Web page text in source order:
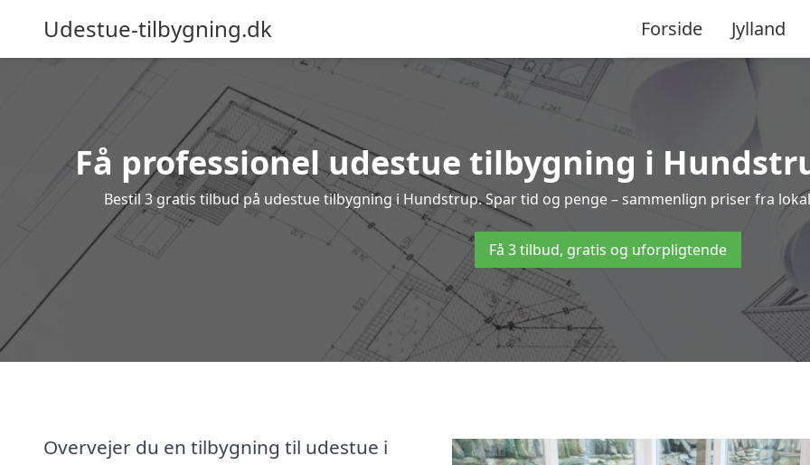
Udestue-tilbygning.dk Forside Jylland
Få professionel udestue tilbygning i
Bestil 3 gratis tilbud på udestue tilbygning i Hundstrup. Spar tid og penge – sammenlign priser fra
Få 3 tilbud, gratis og uforpligtende
Overvejer du en tilbygning til udestue i